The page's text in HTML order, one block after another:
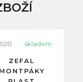
skladem
ZEFAL
MONTPÁKY